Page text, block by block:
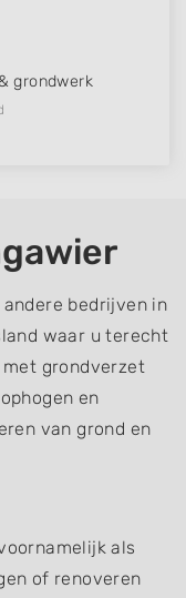
grondwerk
bedrijven in
waar u terecht
grondverzet
en
van grond en
als
of renoveren